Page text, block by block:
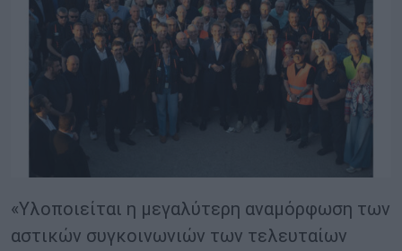
«Υλοποιείται η μεγαλύτερη αναμόρφωση των
αστικών συγκοινωνιών των τελευταίων